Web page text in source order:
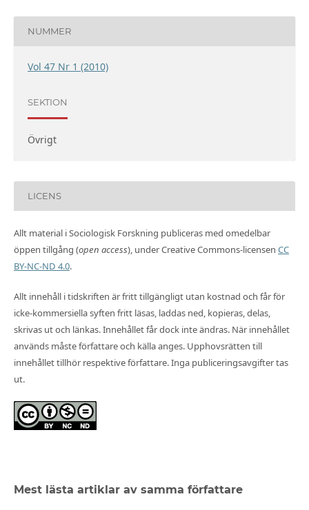
NUMMER
Vol 47 Nr 1 (2010)
SEKTION
Övrigt
LICENS
Allt material i Sociologisk Forskning publiceras med omedelbar
öppen tillgång (open access), under Creative Commons-licensen CC
BY-NC-ND 4.0.
Allt innehåll i tidskriften är fritt tillgängligt utan kostnad och får för
icke-kommersiella syften fritt läsas, laddas ned, kopieras, delas,
skrivas ut och länkas. Innehållet får dock inte ändras. När innehållet
används måste författare och källa anges. Upphovsrätten till
innehållet tillhör respektive författare. Inga publiceringsavgifter tas
ut.
Mest lästa artiklar av samma författare